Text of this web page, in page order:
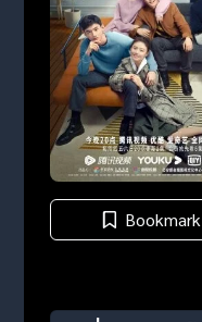
Bookmark